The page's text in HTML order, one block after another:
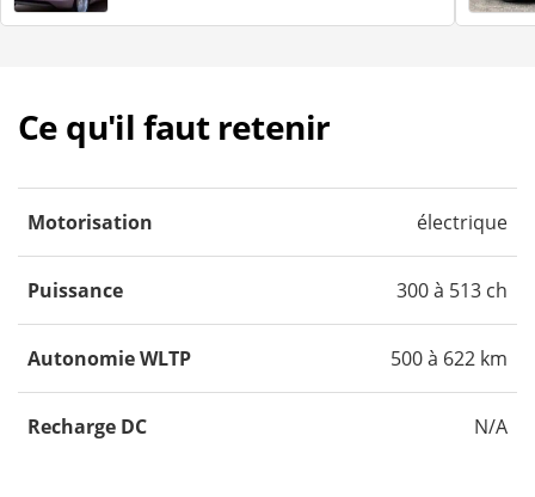
Ce qu'il faut retenir
Motorisation électrique
Puissance 300 à 513 ch
Autonomie WLTP 500 à 622 km
Recharge DC N/A